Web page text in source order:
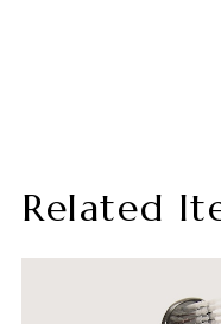
Related